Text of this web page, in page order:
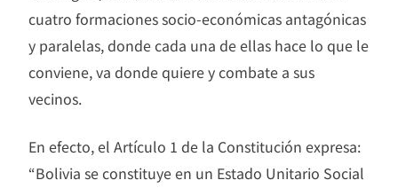
cuatro formaciones socio-económicas antagónicas
y paralelas, donde cada una de ellas hace lo que le
conviene, va donde quiere y combate a sus
vecinos.
En efecto, el Artículo 1 de la Constitución expresa:
“Bolivia se constituye en un Estado Unitario Social